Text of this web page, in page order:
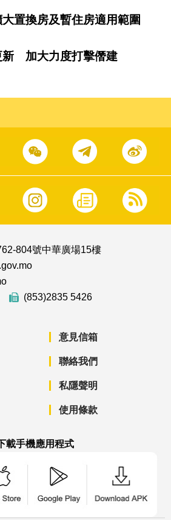
置換房及暫住房適用範圍
新 加大力度打擊僭建
804號中華廣場15樓
(853)2835 5426
意見信箱
聯絡我們
私隱聲明
使用條款
載手機應用程式